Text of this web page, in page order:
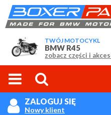
TWÓJ MOTOCYKL
BMW R45
zobacz części i
 
 ZALOGUJ SIĘ
Nowy klient